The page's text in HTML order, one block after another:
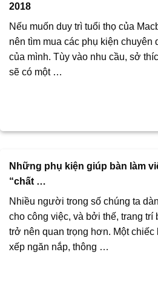
2018
Nếu muốn duy trì tuổi thọ của
nên tìm mua các phụ kiện chuyên
của mình. Tùy vào nhu cầu, sở
sẽ có một …
Những phụ kiện giúp bàn làm
“chất …
Nhiều người trong số chúng ta
cho công việc, và bởi thế, trang trí
trở nên quan trọng hơn. Một
xếp ngăn nắp, thông …